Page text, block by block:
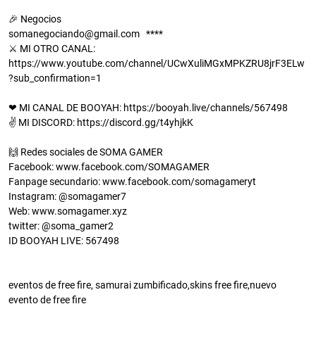
🎉 Negocios
somanegociando@gmail.com ****
⚔ MI OTRO CANAL:
https://www.youtube.com/channel/UCwXuliMGxMPKZRU8jrF3ELw
?sub_confirmation=1
❤ MI CANAL DE BOOYAH: https://booyah.live/channels/567498
✌ MI DISCORD: https://discord.gg/t4yhjkK
🙌 Redes sociales de SOMA GAMER
Facebook: www.facebook.com/SOMAGAMER
Fanpage secundario: www.facebook.com/somagameryt
Instagram: @somagamer7
Web: www.somagamer.xyz
twitter: @soma_gamer2
ID BOOYAH LIVE: 567498
eventos de free fire, samurai zumbificado,skins free fire,nuevo
evento de free fire